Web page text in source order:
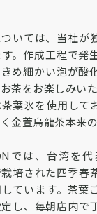
いては、当社が
。作成工程で発
め細かい泡が酸
茶をお楽しみいた
葉氷を使用して
金萱烏龍茶本来
では、台湾を
栽培された四季春
ています。茶葉
し、毎朝店内で